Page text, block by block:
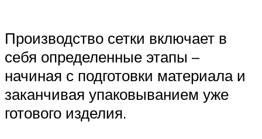
Производство сетки включает в
себя определенные этапы –
начиная с подготовки материала и
заканчивая упаковыванием уже
готового изделия.